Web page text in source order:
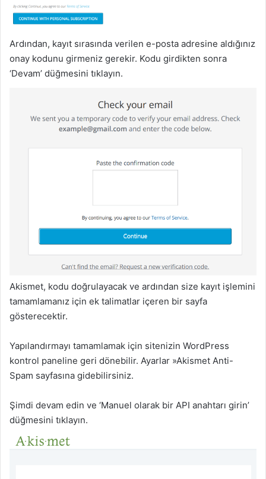
Ardından, kayıt sırasında verilen e-posta adresine aldığınız
onay kodunu girmeniz gerekir. Kodu girdikten sonra
‘Devam’ düğmesini tıklayın.
Akismet, kodu doğrulayacak ve ardından size kayıt işlemini
tamamlamanız için ek talimatlar içeren bir sayfa
gösterecektir.
Yapılandırmayı tamamlamak için sitenizin WordPress
kontrol paneline geri dönebilir. Ayarlar »Akismet Anti-
Spam sayfasına gidebilirsiniz.
Şimdi devam edin ve ‘Manuel olarak bir API anahtarı girin’
düğmesini tıklayın.